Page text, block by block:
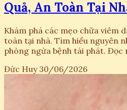
Quả, An Toàn Tại
Khám phá các mẹo chữa viêm
toàn tại nhà. Tìm hiểu nguyên
phòng ngừa bệnh tái phát. Đọc
Đức Huy 30/06/2026